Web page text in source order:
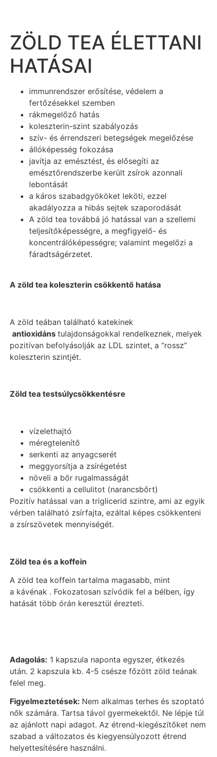
ZÖLD TEA ÉLETTANI
HATÁSAI
immunrendszer erősítése, védelem a
fertőzésekkel szemben
rákmegelőző hatás
koleszterin-szint szabályozás
szív- és érrendszeri betegségek megelőzése
állóképesség fokozása
javítja az emésztést, és elősegíti az
emésztőrendszerbe került zsírok azonnali
lebontását
a káros szabadgyököket leköti, ezzel
akadályozza a hibás sejtek szaporodását
A zöld tea továbbá jó hatással van a szellemi
teljesítőképességre, a megfigyelő- és
koncentrálóképességre; valamint megelőzi a
fáradtságérzetet.
A zöld tea koleszterin csökkentő hatása
A zöld teában található katekinek
antioxidáns tulajdonságokkal rendelkeznek, melyek
pozitívan befolyásolják az LDL szintet, a “rossz”
koleszterin szintjét.
Zöld tea testsúlycsökkentésre
vízelethajtó
méregtelenítő
serkenti az anyagcserét
meggyorsítja a zsírégetést
növeli a bőr rugalmasságát
csökkenti a cellulitot (narancsbőrt)
Pozitív hatással van a triglicerid szintre, ami az egyik
vérben található zsírfajta, ezáltal képes csökkenteni
a zsírszövetek mennyiségét.
Zöld tea és a koffein
A zöld tea koffein tartalma magasabb, mint
a kávénak . Fokozatosan szívódik fel a bélben, így
hatását több órán keresztül érezteti.
Adagolás: 1 kapszula naponta egyszer, étkezés
után. 2 kapszula kb. 4-5 csésze főzött zöld teának
felel meg.
Figyelmeztetések: Nem alkalmas terhes és szoptató
nők számára. Tartsa távol gyermekektől. Ne lépje túl
az ajánlott napi adagot. Az étrend-kiegészítőket nem
szabad a változatos és kiegyensúlyozott étrend
helyettesítésére használni.